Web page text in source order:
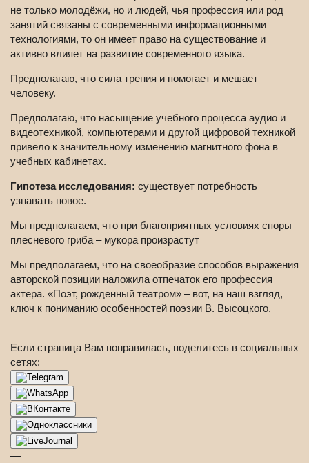
не только молодёжи, но и людей, чья профессия или род
занятий связаны с современными информационными
технологиями, то он имеет право на существование и
активно влияет на развитие современного языка.
Предполагаю, что сила трения и помогает и мешает
человеку.
Предполагаю, что насыщение учебного процесса аудио и
видеотехникой, компьютерами и другой цифровой техникой
привело к значительному изменению магнитного фона в
учебных кабинетах.
Гипотеза исследования: существует потребность
узнавать новое.
Мы предполагаем, что при благоприятных условиях споры
плесневого гриба – мукора произрастут
Мы предполагаем, что на своеобразие способов выражения
авторской позиции наложила отпечаток его профессия
актера. «Поэт, рожденный театром» – вот, на наш взгляд,
ключ к пониманию особенностей поэзии В. Высоцкого.
Если страница Вам понравилась, поделитесь в социальных
сетях:
—